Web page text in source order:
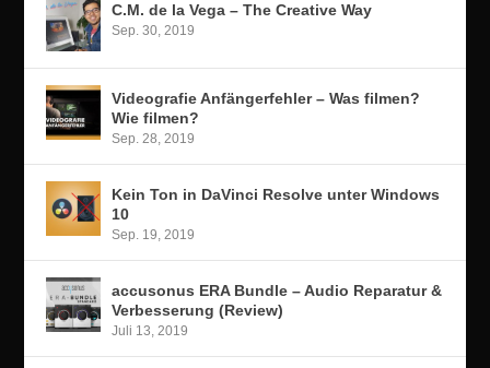
C.M. de la Vega – The Creative Way
Sep. 30, 2019
Videografie Anfängerfehler – Was filmen?
Wie filmen?
Sep. 28, 2019
Kein Ton in DaVinci Resolve unter Windows
10
Sep. 19, 2019
accusonus ERA Bundle – Audio Reparatur &
Verbesserung (Review)
Juli 13, 2019